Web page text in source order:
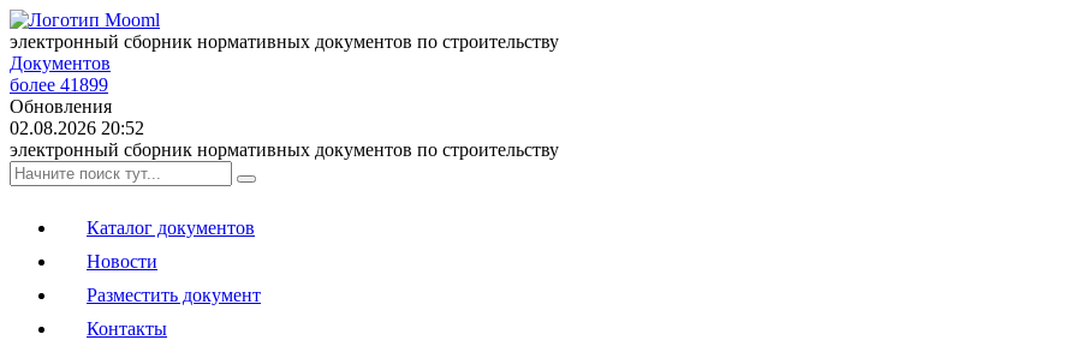
электронный сборник нормативных документов по строительству
Документов
более 41899
Обновления
02.08.2026 20:52
электронный сборник нормативных документов по строительству
Каталог документов
Новости
Разместить документ
Контакты